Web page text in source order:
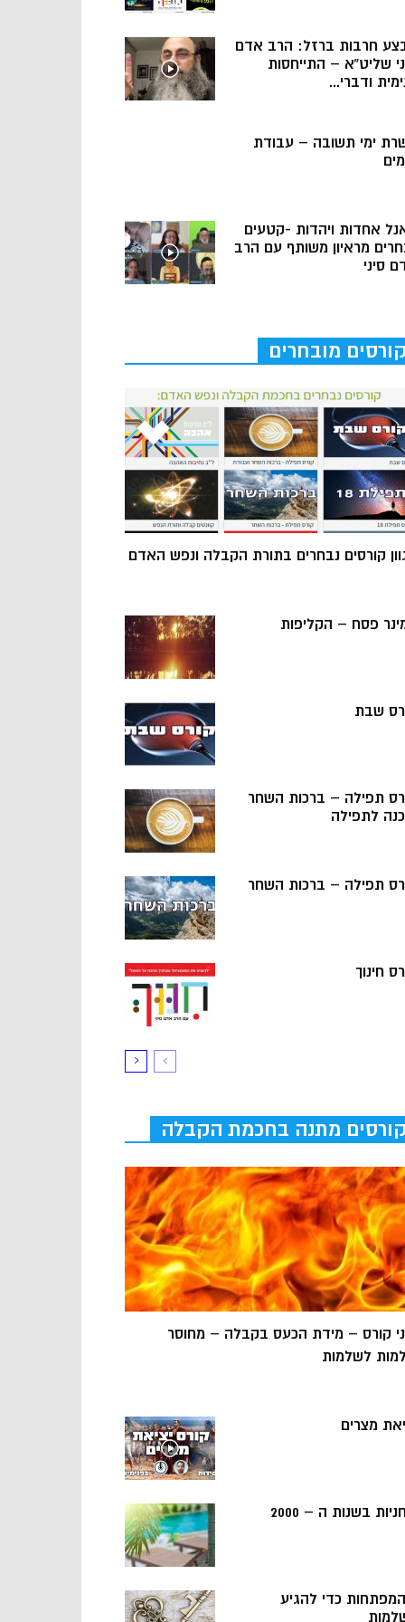
חרבות ברזל: הרב אדם
שליט”א – התייחסות
ודברי...
ימי תשובה – עבודת
אחדות ויהדות -קטעים
מראיון משותף עם הרב
סיני
קורסים מובחרים
קורסים נבחרים בתורת הקבלה ונפש האדם
פסח – הקליפות
שבת
תפילה – ברכות השחר
לתפילה
תפילה – ברכות השחר
חינוך
קורסים מתנה בחכמת הקבלה
קורס – מידת הכעס בקבלה – מחוסר
לשלמות
מצרים
בשנות ה – 2000
5 המפתחות כדי להגיע